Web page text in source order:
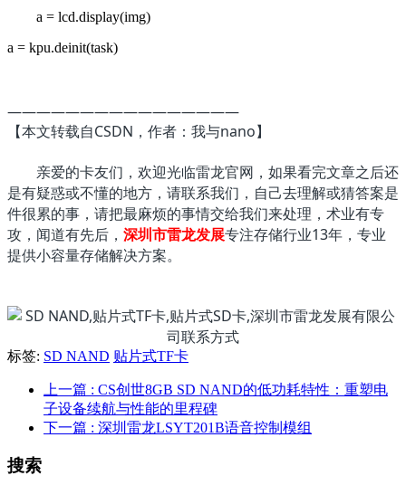
a = lcd.display(img)
a = kpu.deinit(task)
————————————————
【本文转载自CSDN，作者：我与nano】
亲爱的卡友们，欢迎光临雷龙官网，如果看完文章之后还
是有疑惑或不懂的地方，请联系我们，自己去理解或猜答案是
件很累的事，请把最麻烦的事情交给我们来处理，术业有专
攻，闻道有先后， 深圳市雷龙发展专注存储行业13年，专业
提供小容量存储解决方案。
标签: SD NAND 贴片式TF卡
上一篇 : CS创世8GB SD NAND的低功耗特性：重塑电
子设备续航与性能的里程碑
下一篇 : 深圳雷龙LSYT201B语音控制模组
搜索